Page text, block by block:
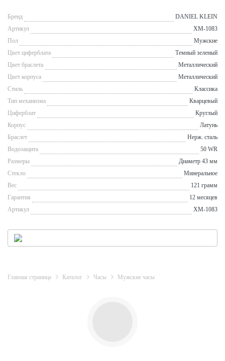
Бренд
DANIEL KLEIN
Артикул
XM-1083
Пол
Мужские
Цвет циферблата
Темный зеленый
Цвет браслета
Металлический
Цвет корпуса
Металлический
Стиль
Классика
Тип механизма
Кварцевый
Циферблат
Круглый
Корпус
Латунь
Браслет
Нерж. сталь
Водозащита
50 WR
Размеры
Диаметр 43 мм
Стекло
Минеральное
Вес
121 грамм
Гарантия
12 месяцев
Артикул
XM-1083
Главная страница Каталог Часы Мужские часы